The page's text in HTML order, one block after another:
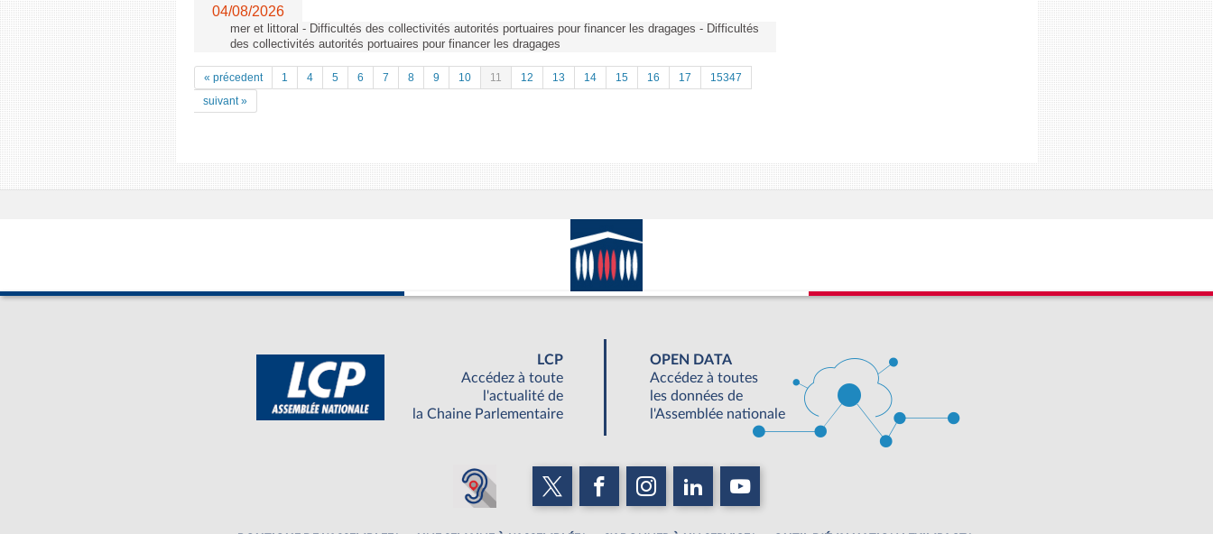
04/08/2026
mer et littoral - Difficultés des collectivités autorités portuaires pour financer les dragages - Difficultés
des collectivités autorités portuaires pour financer les dragages
« précedent 1 4 5 6 7 8 9 10 11 12 13 14 15 16 17
15347
suivant »
LCP
Accédez à toute
l'actualité de
la Chaine Parlementaire
OPEN DATA
Accédez à toutes
les données de
l'Assemblée nationale